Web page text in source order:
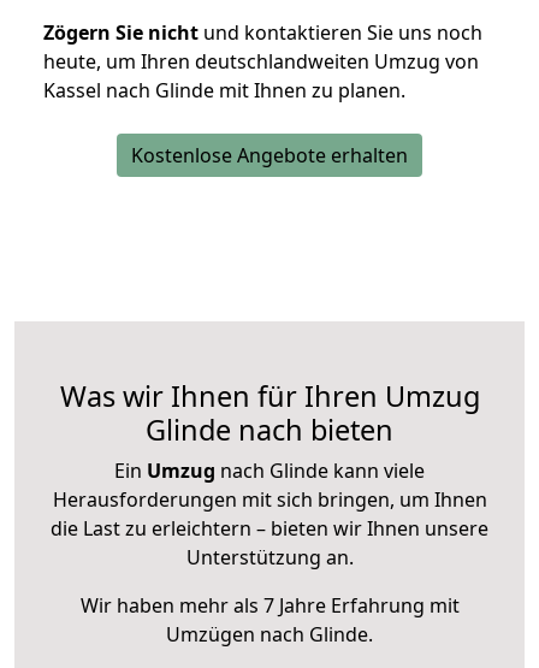
Zögern Sie nicht und kontaktieren Sie uns noch
heute, um Ihren deutschlandweiten Umzug von
Kassel nach Glinde mit Ihnen zu planen.
Kostenlose Angebote erhalten
Was wir Ihnen für Ihren Umzug
Glinde nach bieten
Ein Umzug nach Glinde kann viele
Herausforderungen mit sich bringen, um Ihnen
die Last zu erleichtern – bieten wir Ihnen unsere
Unterstützung an.
Wir haben mehr als 7 Jahre Erfahrung mit
Umzügen nach Glinde.